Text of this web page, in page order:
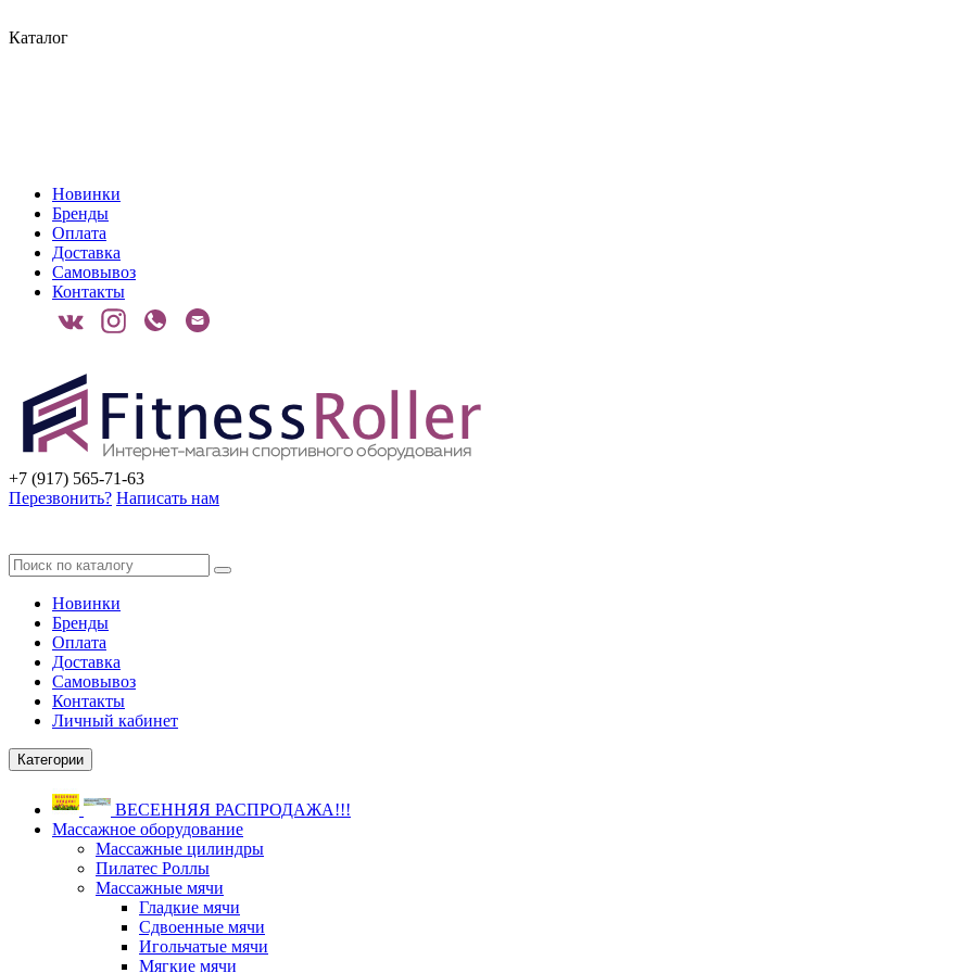
Каталог
Новинки
Бренды
Оплата
Доставка
Самовывоз
Контакты
+7 (917) 565-71-63
Перезвонить? Написать нам
Новинки
Бренды
Оплата
Доставка
Самовывоз
Контакты
Личный кабинет
Категории
ВЕСЕННЯЯ РАСПРОДАЖА!!!
Массажное оборудование
Массажные цилиндры
Пилатес Роллы
Массажные мячи
Гладкие мячи
Сдвоенные мячи
Игольчатые мячи
Мягкие мячи